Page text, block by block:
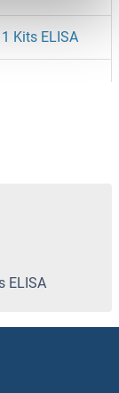
Kits ELISA
ELISA